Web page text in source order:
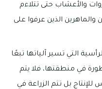
والأعشاب حتى تتلاءم
الذين عرفوا على
التي تسير آلياتها تبعًا
في منطقتها، فلا يتم
بل تتم الزراعة في